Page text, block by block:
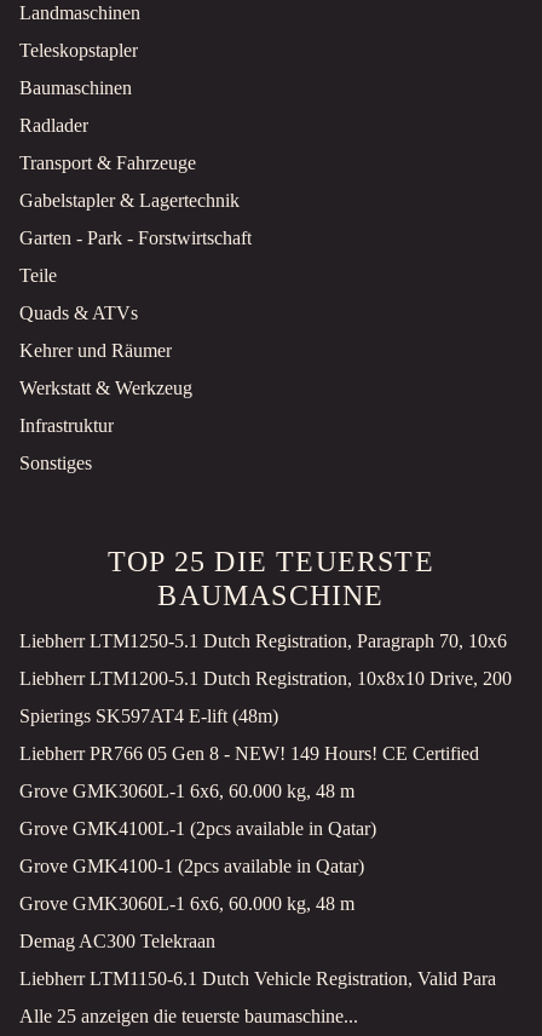
Landmaschinen
Teleskopstapler
Baumaschinen
Radlader
Transport & Fahrzeuge
Gabelstapler & Lagertechnik
Garten - Park - Forstwirtschaft
Teile
Quads & ATVs
Kehrer und Räumer
Werkstatt & Werkzeug
Infrastruktur
Sonstiges
TOP 25 DIE TEUERSTE
BAUMASCHINE
Liebherr LTM1250-5.1 Dutch Registration, Paragraph 70, 10x6
Liebherr LTM1200-5.1 Dutch Registration, 10x8x10 Drive, 200
Spierings SK597AT4 E-lift (48m)
Liebherr PR766 05 Gen 8 - NEW! 149 Hours! CE Certified
Grove GMK3060L-1 6x6, 60.000 kg, 48 m
Grove GMK4100L-1 (2pcs available in Qatar)
Grove GMK4100-1 (2pcs available in Qatar)
Grove GMK3060L-1 6x6, 60.000 kg, 48 m
Demag AC300 Telekraan
Liebherr LTM1150-6.1 Dutch Vehicle Registration, Valid Para
Alle 25 anzeigen die teuerste baumaschine...